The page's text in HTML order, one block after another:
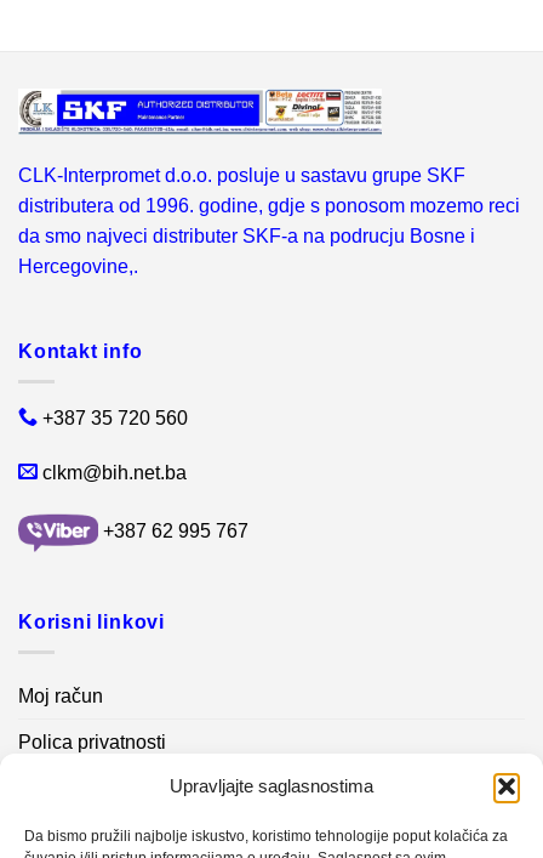
Upravljajte saglasnostima
Da bismo pružili najbolje iskustvo, koristimo tehnologije poput kolačića za
CLK-Interpromet d.o.o. posluje u sastavu grupe SKF
distributera od 1996. godine, gdje s ponosom mozemo reci
da smo najveci distributer SKF-a na podrucju Bosne i
Hercegovine,.
Kontakt info
+387 35 720 560
clkm@bih.net.ba
+387 62 995 767
Korisni linkovi
Moj račun
Polica privatnosti
Kontakt info